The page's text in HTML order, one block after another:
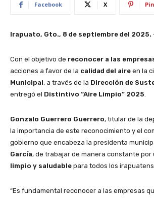
Facebook X
Irapuato, Gto., 8 de septiembre del 2025.
Con el objetivo de reconocer a las
acciones a favor de la calidad del aire en la
Municipal, a través de la Dirección de
entregó el Distintivo “Aire Limpio” 2025.
Gonzalo Guerrero Guerrero, titular de la
la importancia de este reconocimiento y el
gobierno que encabeza la presidenta
García, de trabajar de manera constante por
limpio y saludable para todos los
“Es fundamental reconocer a las empresas